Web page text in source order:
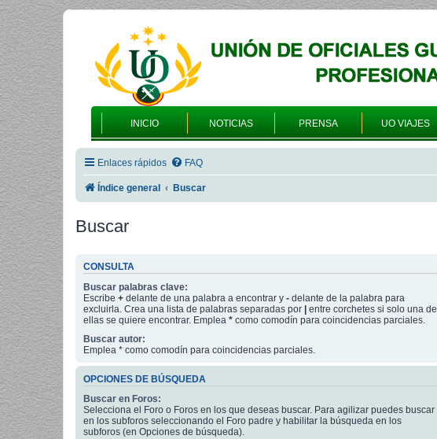
INICIO NOTICIAS PRENSA UO VIAJES
Enlaces rápidos FAQ
Índice general Buscar
Buscar
CONSULTA
Buscar palabras clave:
Escribe + delante de una palabra a encontrar y - delante de la palabra para
excluirla. Crea una lista de palabras separadas por
entre corchetes si solo una de
ellas se quiere encontrar. Emplea * como comodín para coincidencias parciales.
Buscar autor:
Emplea * como comodín para coincidencias parciales.
OPCIONES DE BÚSQUEDA
Buscar en Foros:
Selecciona el Foro o Foros en los que deseas buscar. Para agilizar puedes buscar
en los subforos seleccionando el Foro padre y habilitar la búsqueda en los
subforos (en Opciones de búsqueda).